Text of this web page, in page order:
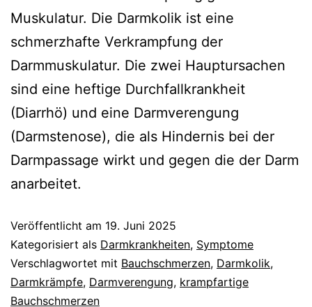
Muskulatur. Die Darmkolik ist eine
schmerzhafte Verkrampfung der
Darmmuskulatur. Die zwei Hauptursachen
sind eine heftige Durchfallkrankheit
(Diarrhö) und eine Darmverengung
(Darmstenose), die als Hindernis bei der
Darmpassage wirkt und gegen die der Darm
anarbeitet.
Veröffentlicht am 19. Juni 2025
Kategorisiert als Darmkrankheiten, Symptome
Verschlagwortet mit Bauchschmerzen, Darmkolik,
Darmkrämpfe, Darmverengung, krampfartige
Bauchschmerzen